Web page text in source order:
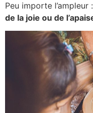
Peu importe
de la joie ou de